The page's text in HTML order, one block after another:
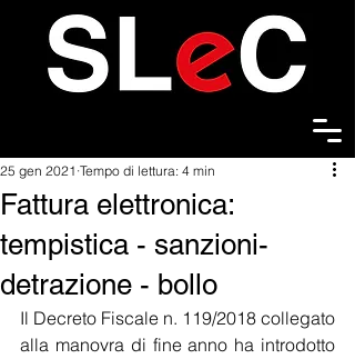
Fattura elettronica:
tempistica - sanzioni-
detrazione - bollo
25 gen 2021 Tempo di lettura: 4 min
Il Decreto Fiscale n. 119/2018 collegato
alla manovra di fine anno ha introdotto